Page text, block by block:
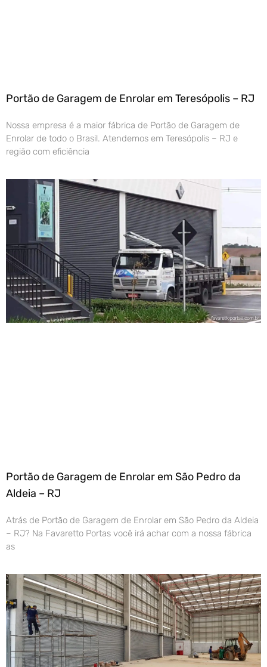
Portão de Garagem de Enrolar em Teresópolis – RJ
Nossa empresa é a maior fábrica de Portão de Garagem de
Enrolar de todo o Brasil. Atendemos em Teresópolis – RJ e
região com eficiência
Portão de Garagem de Enrolar em São Pedro da
Aldeia – RJ
Atrás de Portão de Garagem de Enrolar em São Pedro da Aldeia
– RJ? Na Favaretto Portas você irá achar com a nossa fábrica
as